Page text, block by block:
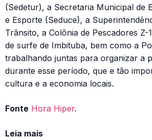
(Sedetur), a Secretaria Municipal de
e Esporte (Seduce), a
Trânsito, a Colônia de Pescadores Z-
de surfe de Imbituba, bem como a
trabalhando juntas para organizar a
durante esse período, que e tão
cultura e a economia locais.
Fonte Hora Hiper.
Leia mais